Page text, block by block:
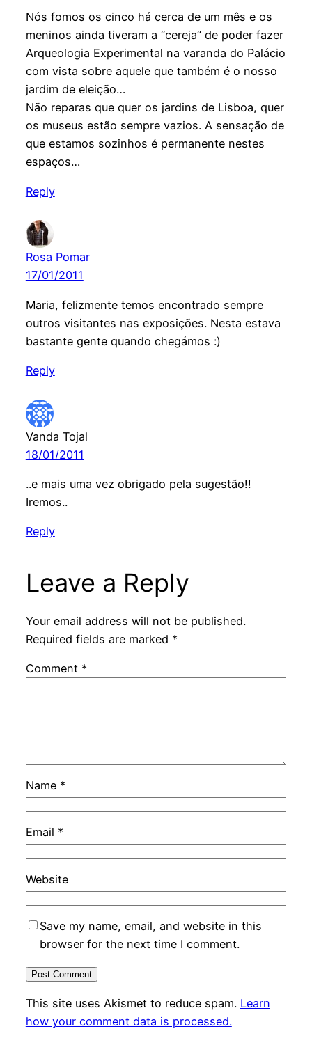
Nós fomos os cinco há cerca de um mês e os
meninos ainda tiveram a “cereja” de poder fazer
Arqueologia Experimental na varanda do Palácio
com vista sobre aquele que também é o nosso
jardim de eleição…
Não reparas que quer os jardins de Lisboa, quer
os museus estão sempre vazios. A sensação de
que estamos sozinhos é permanente nestes
espaços…
Reply
Rosa Pomar
17/01/2011
Maria, felizmente temos encontrado sempre
outros visitantes nas exposições. Nesta estava
bastante gente quando chegámos :)
Reply
Vanda Tojal
18/01/2011
..e mais uma vez obrigado pela sugestão!!
Iremos..
Reply
Leave a Reply
Your email address will not be published.
Required fields are marked *
Comment *
Name *
Email *
Website
Save my name, email, and website in this
browser for the next time I comment.
This site uses Akismet to reduce spam. Learn
how your comment data is processed.